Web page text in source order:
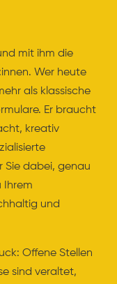
mit ihm die
Wer heute
als klassische
Er braucht
kreativ
Sie dabei, genau
Ihrem
und
Offene Stellen
sind veraltet,